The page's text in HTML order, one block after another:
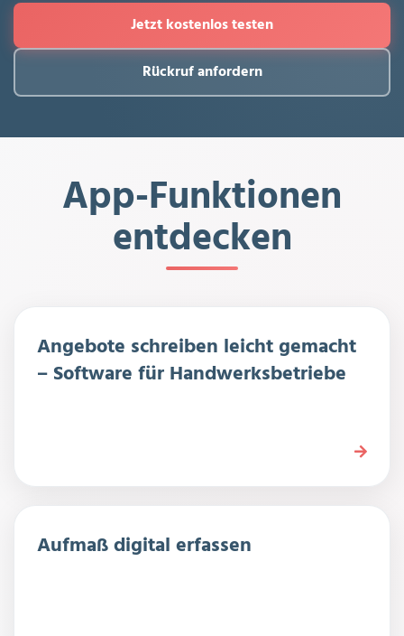
Jetzt kostenlos testen
Rückruf anfordern
App-Funktionen
entdecken
Angebote schreiben leicht gemacht
– Software für Handwerksbetriebe
Aufmaß digital erfassen